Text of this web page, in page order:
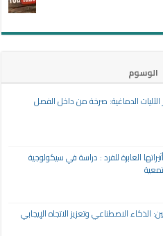
الوسوم
الدماغية: صرخة من داخل الفصل
العابرة للفرد : دراسة في سيكولوجية
الذكاء الاصطناعي وتعزيز الاتجاه الإيجابي